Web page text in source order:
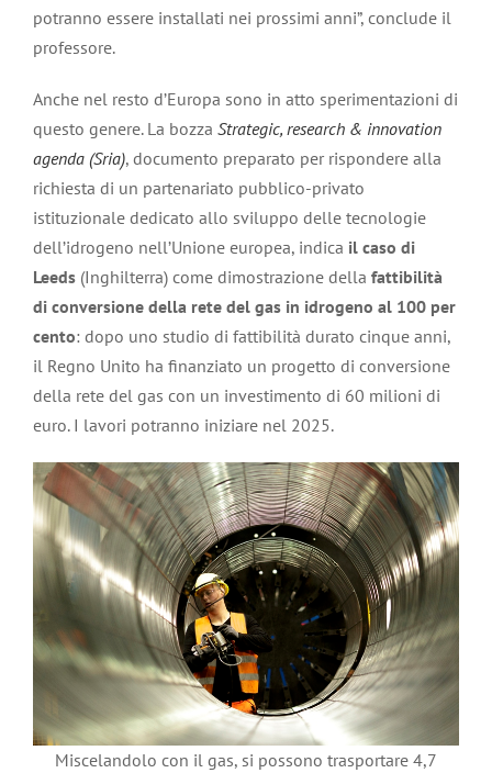
potranno essere installati nei prossimi anni”, conclude il
professore.
Anche nel resto d’Europa sono in atto sperimentazioni di
questo genere. La bozza Strategic, research & innovation
agenda (Sria), documento preparato per rispondere alla
richiesta di un partenariato pubblico-privato
istituzionale dedicato allo sviluppo delle tecnologie
dell’idrogeno nell’Unione europea, indica il caso di
Leeds (Inghilterra) come dimostrazione della fattibilità
di conversione della rete del gas in idrogeno al 100 per
cento: dopo uno studio di fattibilità durato cinque anni,
il Regno Unito ha finanziato un progetto di conversione
della rete del gas con un investimento di 60 milioni di
euro. I lavori potranno iniziare nel 2025.
Miscelandolo con il gas, si possono trasportare 4,7